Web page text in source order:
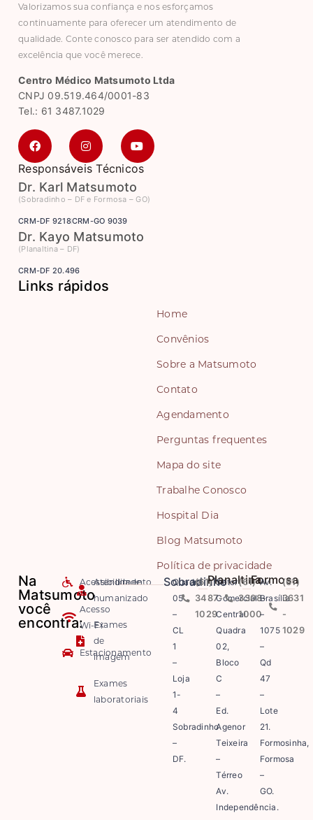
Valorizamos sua confiança e nos esforçamos
continuamente para oferecer um atendimento de
qualidade. Conte conosco para ser atendido com a
excelência que você merece.
Centro Médico Matsumoto Ltda
CNPJ 09.519.464/0001-83
Tel.: 61 3487.1029
Responsáveis Técnicos
Dr. Karl Matsumoto
(Sobradinho – DF e Formosa – GO)
CRM-DF 9218CRM-GO 9039
Dr. Kayo Matsumoto
(Planaltina – DF)
CRM-DF 20.496
Links rápidos
Home
Convênios
Sobre a Matsumoto
Contato
Agendamento
Perguntas frequentes
Mapa do site
Trabalhe Conosco
Hospital Dia
Blog Matsumoto
Política de privacidade
Na
Matsumoto
você
encontra:
Acessibilidade
Acesso
Wi-Fi
Estacionamento
Atendimento
humanizado
Exames
de
imagem
Exames
laboratoriais
Sobradinho
Quadra
05
–
CL
1
–
Loja
1-
4
Sobradinho
–
DF.
(61)
3487-
1029
Planaltina
Setor
Comercial
Central
Quadra
02,
Bloco
C
–
Ed.
Agenor
Teixeira
–
Térreo
Av.
Independência.
(61)
3308-
1000
Formosa
Av.
Brasília
–
1075
–
Qd
47
–
Lote
21.
Formosinha,
Formosa
–
GO.
(61)
3631
-
1029